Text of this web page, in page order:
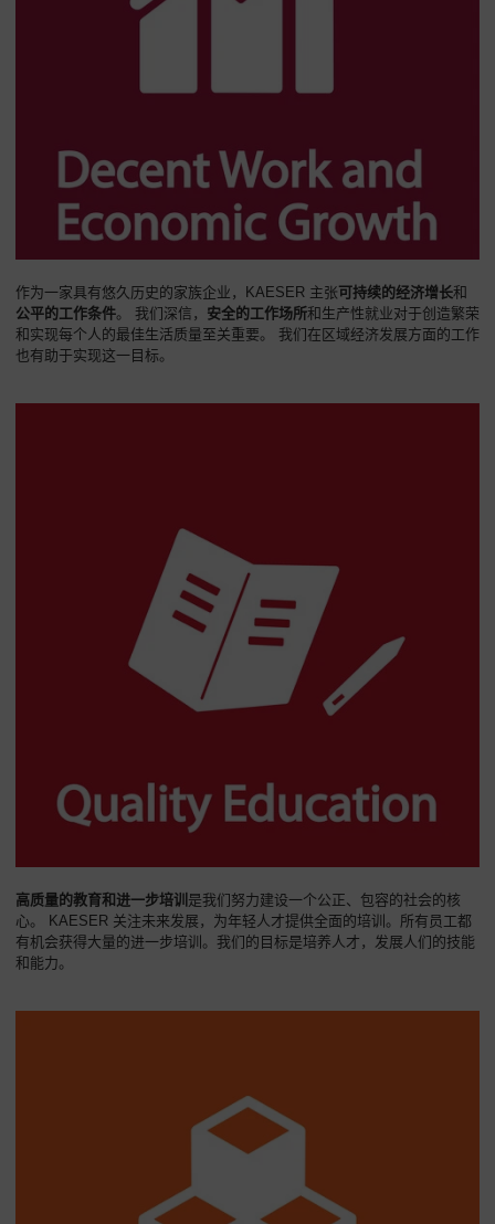
作为一家具有悠久历史的家族企业，KAESER 主张可持续的经济增长和
公平的工作条件。 我们深信， 安全的工作场所和生产性就业对于创造繁荣
和实现每个人的最佳生活质量至关重要。 我们在区域经济发展方面的工作
也有助于实现这一目标。
高质量的教育和进一步培训 是我们努力建设一个公正、包容的社会的核
心。 KAESER 关注未来发展，为年轻人才提供全面的培训。所有员工都
有机会获得大量的进一步培训。我们的目标是培养人才，发展人们的技能
和能力。